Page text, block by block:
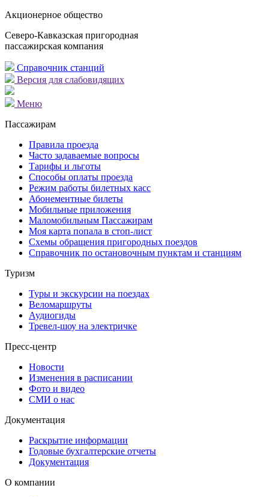
Акционерное общество
Северо-Кавказская пригородная
пассажирская компания
Справочник станций
Версия для слабовидящих
Меню
Пассажирам
Правила проезда
Часто задаваемые вопросы
Тарифы и льготы
Способы оплаты проезда
Режим работы билетных касс
Абонементные билеты
Мобильные приложения
Маломобильным Пассажирам
Моя карта попала в стоп-лист
Cхемы обращения пригородных поездов
Справочник по остановочным пунктам и станциям
Туризм
Туры и экскурсии на поездах
Веломаршруты
Аудиогиды
Тревел-шоу на электричке
Пресс-центр
Новости
Изменения в расписании
Фото и видео
СМИ о нас
Документация
Раскрытие информации
Годовые бухгалтерские отчеты
Документация
О компании